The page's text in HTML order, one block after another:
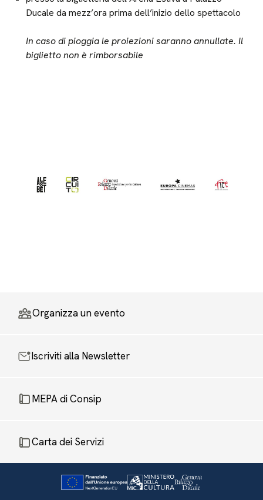
Ducale da mezz’ora prima dell’inizio dello spettacolo
In caso di pioggia le proiezioni saranno annullate. Il
biglietto non è rimborsabile
Organizza un evento
Iscriviti alla Newsletter
MEPA di Consip
Carta dei Servizi